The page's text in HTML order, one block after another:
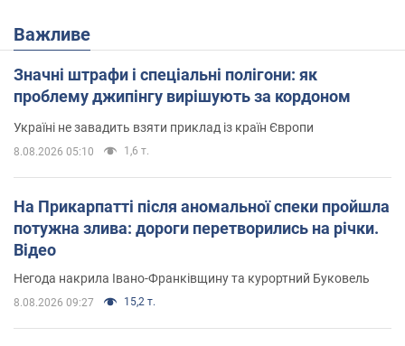
Важливе
Значні штрафи і спеціальні полігони: як
проблему джипінгу вирішують за кордоном
Україні не завадить взяти приклад із країн Європи
8.08.2026 05:10 1,6 т.
На Прикарпатті після аномальної спеки пройшла
потужна злива: дороги перетворились на річки.
Відео
Негода накрила Івано-Франківщину та курортний Буковель
8.08.2026 09:27 15,2 т.